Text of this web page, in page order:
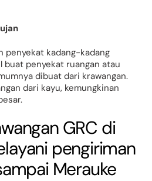
penyekat kadang-kadang
buat penyekat ruangan atau
dibuat dari krawangan.
dari kayu, kemungkinan
GRC di
pengiriman
Merauke